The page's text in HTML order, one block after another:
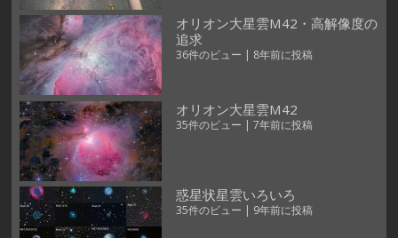
オリオン大星雲M42・高解像度の
追求
36件のビュー | 8年前に投稿
オリオン大星雲M42
35件のビュー | 7年前に投稿
惑星状星雲いろいろ
35件のビュー | 9年前に投稿